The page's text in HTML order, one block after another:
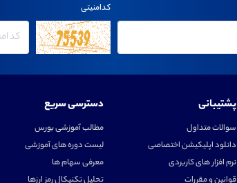
کدامنیتی
پشتیبانی
سوالات متداول
دانلود اپلیکیشن اختصاصی
نرم افزار های کاربردی
قوانین و مقررات
دسترسی سریع
مطالب آموزشی بورس
لیست دوره های آموزشی
معرفی سهام ها
تحلیل تکنیکال رمز ارزها